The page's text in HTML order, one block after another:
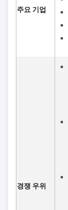
주요 기업
경쟁 우위